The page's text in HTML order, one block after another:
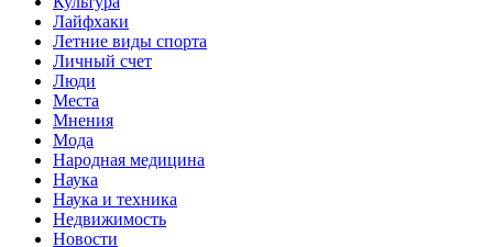
Лайфхаки
Летние виды спорта
Личный счет
Люди
Места
Мнения
Мода
Народная медицина
Наука
Наука и техника
Недвижимость
Новости